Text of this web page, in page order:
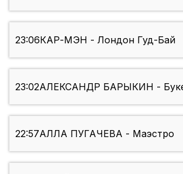
23:06КАР-МЭН - Лондон Гуд-Бай
23:02АЛЕКСАНДР БАРЫКИН -
22:57АЛЛА ПУГАЧЕВА - Маэстро